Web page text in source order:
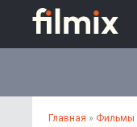
Главная » Фильмы